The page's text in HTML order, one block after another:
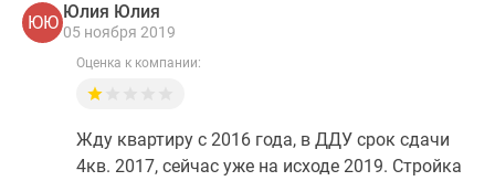
ЮЮ
Юлия Юлия
05 ноября 2019
Оценка к компании:
Жду квартиру с 2016 года, в ДДУ срок сдачи
4кв. 2017, сейчас уже на исходе 2019. Стройка